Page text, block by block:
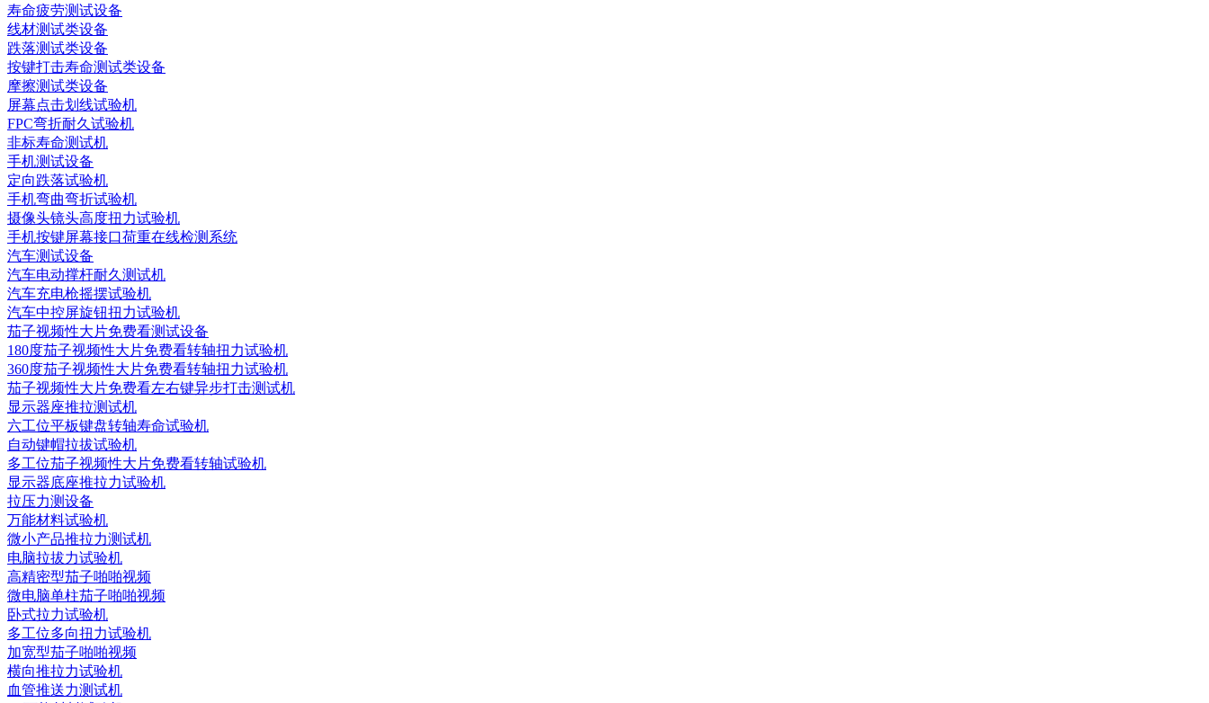
寿命疲劳测试设备
线材测试类设备
跌落测试类设备
按键打击寿命测试类设备
摩擦测试类设备
屏幕点击划线试验机
FPC弯折耐久试验机
非标寿命测试机
手机测试设备
定向跌落试验机
手机弯曲弯折试验机
摄像头镜头高度扭力试验机
手机按键屏幕接口荷重在线检测系统
汽车测试设备
汽车电动撑杆耐久测试机
汽车充电枪摇摆试验机
汽车中控屏旋钮扭力试验机
茄子视频性大片免费看测试设备
180度茄子视频性大片免费看转轴扭力试验机
360度茄子视频性大片免费看转轴扭力试验机
茄子视频性大片免费看左右键异步打击测试机
显示器座推拉测试机
六工位平板键盘转轴寿命试验机
自动键帽拉拔试验机
多工位茄子视频性大片免费看转轴试验机
显示器底座推拉力试验机
拉压力测设备
万能材料试验机
微小产品推拉力测试机
电脑拉拔力试验机
高精密型茄子啪啪视频
微电脑单柱茄子啪啪视频
卧式拉力试验机
多工位多向扭力试验机
加宽型茄子啪啪视频
横向推拉力试验机
血管推送力测试机